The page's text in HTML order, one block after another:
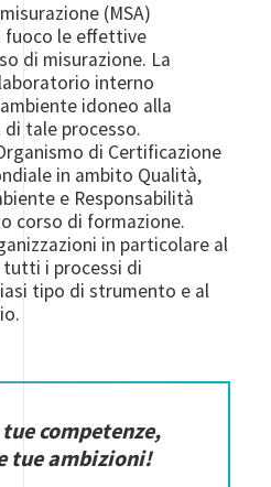
(MSA)
le effettive
di misurazione. La
interno
idoneo alla
tale processo.
di Certificazione
in ambito Qualità,
e Responsabilità
corso di formazione.
in particolare al
i processi di
tipo di strumento e al
competenze,
tue ambizioni!